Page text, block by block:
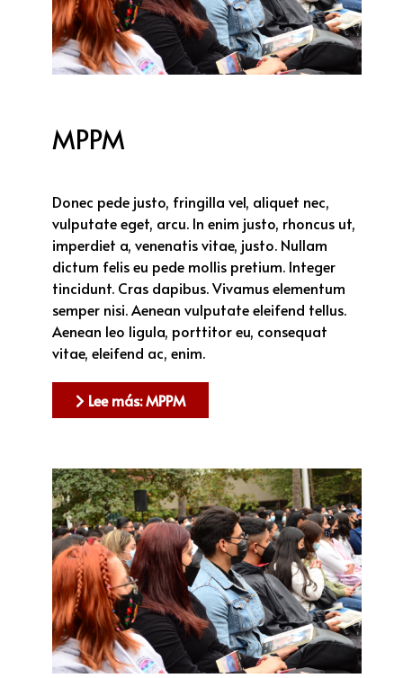
MPPM
Donec pede justo, fringilla vel, aliquet nec,
vulputate eget, arcu. In enim justo, rhoncus ut,
imperdiet a, venenatis vitae, justo. Nullam
dictum felis eu pede mollis pretium. Integer
tincidunt. Cras dapibus. Vivamus elementum
semper nisi. Aenean vulputate eleifend tellus.
Aenean leo ligula, porttitor eu, consequat
vitae, eleifend ac, enim.
Lee más: MPPM